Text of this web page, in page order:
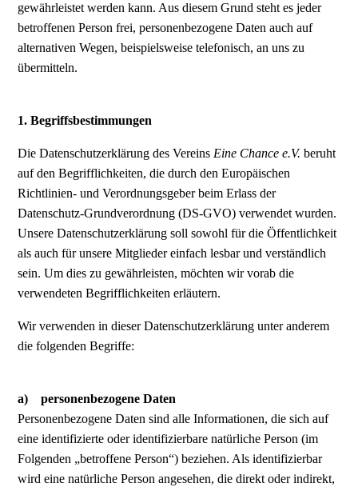
gewährleistet werden kann. Aus diesem Grund steht es jeder
betroffenen Person frei, personenbezogene Daten auch auf
alternativen Wegen, beispielsweise telefonisch, an uns zu
übermitteln.
1. Begriffsbestimmungen
Die Datenschutzerklärung des Vereins Eine Chance e.V. beruht
auf den Begrifflichkeiten, die durch den Europäischen
Richtlinien- und Verordnungsgeber beim Erlass der
Datenschutz-Grundverordnung (DS-GVO) verwendet wurden.
Unsere Datenschutzerklärung soll sowohl für die Öffentlichkeit
als auch für unsere Mitglieder einfach lesbar und verständlich
sein. Um dies zu gewährleisten, möchten wir vorab die
verwendeten Begrifflichkeiten erläutern.
Wir verwenden in dieser Datenschutzerklärung unter anderem
die folgenden Begriffe:
a) personenbezogene Daten
Personenbezogene Daten sind alle Informationen, die sich auf
eine identifizierte oder identifizierbare natürliche Person (im
Folgenden „betroffene Person“) beziehen. Als identifizierbar
wird eine natürliche Person angesehen, die direkt oder indirekt,